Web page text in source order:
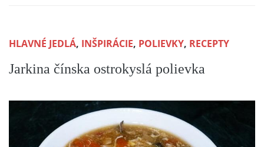
HLAVNÉ JEDLÁ, INŠPIRÁCIE, POLIEVKY, RECEPTY
Jarkina čínska ostrokyslá polievka